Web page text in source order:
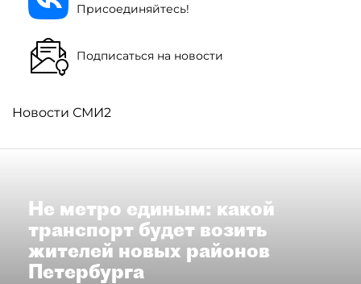
Присоединяйтесь!
Подписаться на новости
Новости СМИ2
Не метро единым: какой
транспорт будет возить
жителей новых районов
Петербурга